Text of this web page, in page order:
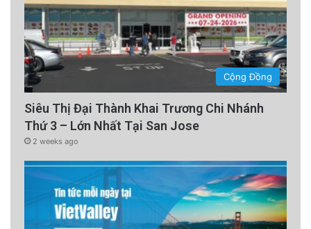
Cộng Đồng
Siêu Thị Đại Thành Khai Trương Chi Nhánh
Thứ 3 – Lớn Nhất Tại San Jose
2 weeks ago